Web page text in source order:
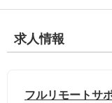
求人情報
フルリモートサ